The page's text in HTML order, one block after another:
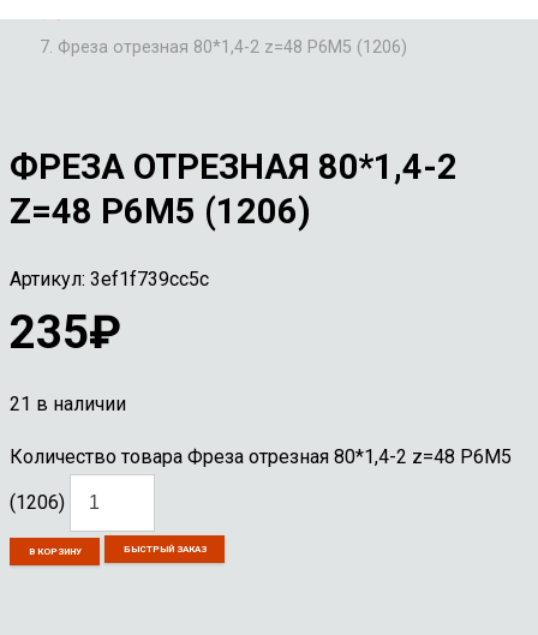
Фреза отрезная 80*1,4-2 z=48 Р6М5 (1206)
ФРЕЗА ОТРЕЗНАЯ 80*1,4-2
Z=48 Р6М5 (1206)
Артикул: 3ef1f739cc5c
235₽
21 в наличии
Количество товара Фреза отрезная 80*1,4-2 z=48 Р6М5
(1206)
В КОРЗИНУ БЫСТРЫЙ ЗАКАЗ